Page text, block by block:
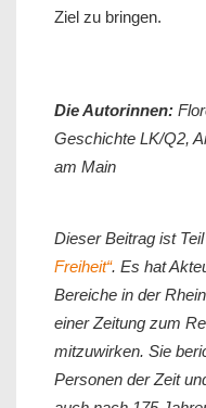
Ziel zu bringen.
Die Autorinnen:
Geschichte LK/Q2,
am Main
Dieser Beitrag ist
Freiheit“. Es hat
Bereiche in der
einer Zeitung zum
mitzuwirken. Sie
Personen der Zeit